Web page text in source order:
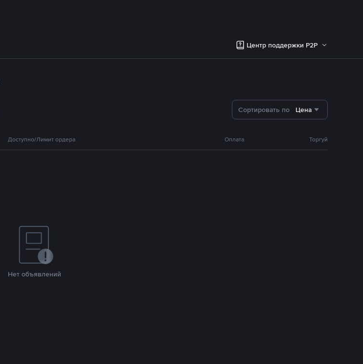
Центр поддержки P2P
Сортировать по Цена
Доступно/Лимит ордера Оплата Торгуй
Нет объявлений